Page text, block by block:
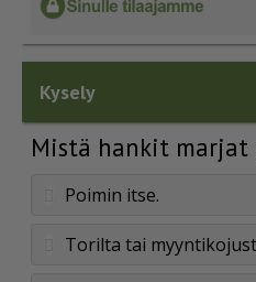
Kysely
Mistä hankit marjat
Poimin itse.
Torilta tai